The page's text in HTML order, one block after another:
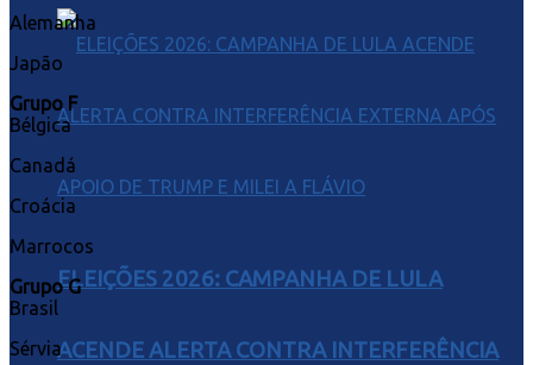
ELEIÇÕES 2026: CAMPANHA DE LULA
ACENDE ALERTA CONTRA INTERFERÊNCIA
Alemanha
Japão
Grupo F
Bélgica
Canadá
Croácia
Marrocos
Grupo G
Brasil
Sérvia